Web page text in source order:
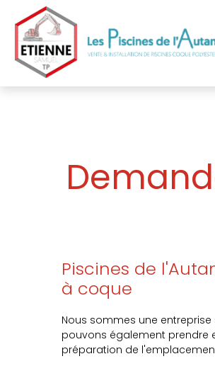
Piscines de
à coque
Nous sommes une
pouvons également prendre
préparation de